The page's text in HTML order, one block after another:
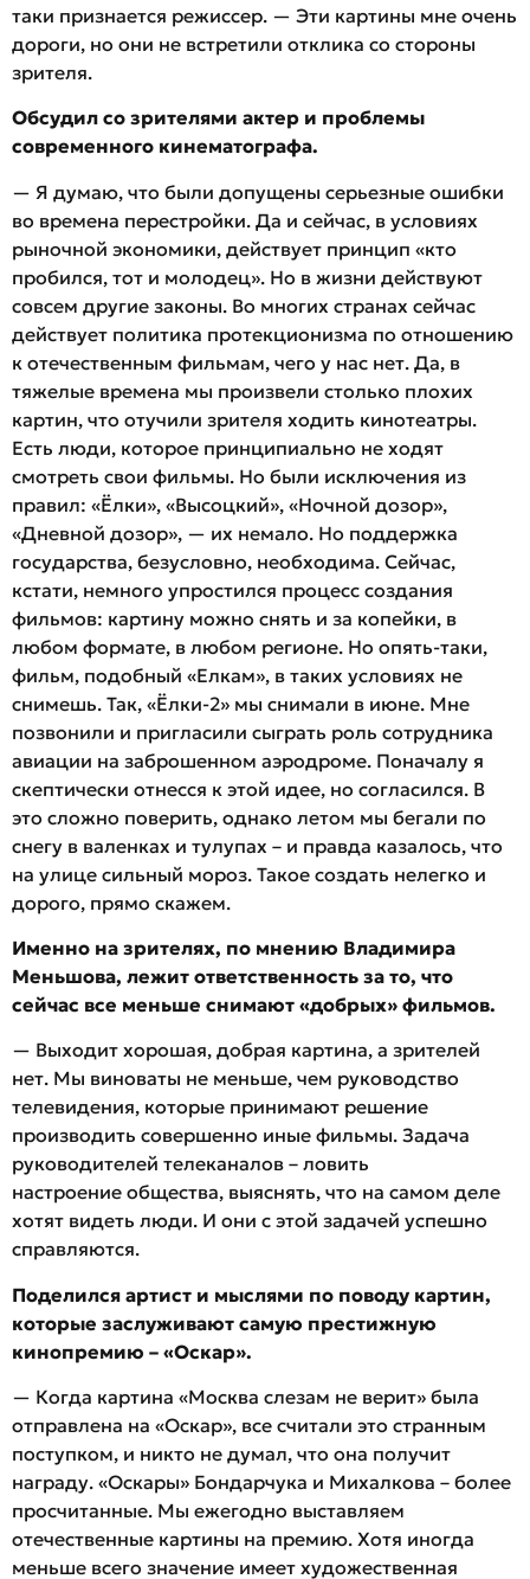
таки признается режиссер. — Эти картины мне очень
дороги, но они не встретили отклика со стороны
зрителя.
Обсудил со зрителями актер и проблемы
современного кинематографа.
— Я думаю, что были допущены серьезные ошибки
во времена перестройки. Да и сейчас, в условиях
рыночной экономики, действует принцип «кто
пробился, тот и молодец». Но в жизни действуют
совсем другие законы. Во многих странах сейчас
действует политика протекционизма по отношению
к отечественным фильмам, чего у нас нет. Да, в
тяжелые времена мы произвели столько плохих
картин, что отучили зрителя ходить кинотеатры.
Есть люди, которое принципиально не ходят
смотреть свои фильмы. Но были исключения из
правил: «Ёлки», «Высоцкий», «Ночной дозор»,
«Дневной дозор», — их немало. Но поддержка
государства, безусловно, необходима. Сейчас,
кстати, немного упростился процесс создания
фильмов: картину можно снять и за копейки, в
любом формате, в любом регионе. Но опять-таки,
фильм, подобный «Елкам», в таких условиях не
снимешь. Так, «Ёлки-2» мы снимали в июне. Мне
позвонили и пригласили сыграть роль сотрудника
авиации на заброшенном аэродроме. Поначалу я
скептически отнесся к этой идее, но согласился. В
это сложно поверить, однако летом мы бегали по
снегу в валенках и тулупах – и правда казалось, что
на улице сильный мороз. Такое создать нелегко и
дорого, прямо скажем.
Именно на зрителях, по мнению Владимира
Меньшова, лежит ответственность за то, что
сейчас все меньше снимают «добрых» фильмов.
— Выходит хорошая, добрая картина, а зрителей
нет. Мы виноваты не меньше, чем руководство
телевидения, которые принимают решение
производить совершенно иные фильмы. Задача
руководителей телеканалов – ловить
настроение общества, выяснять, что на самом деле
хотят видеть люди. И они с этой задачей успешно
справляются.
Поделился артист и мыслями по поводу картин,
которые заслуживают самую престижную
кинопремию – «Оскар».
— Когда картина «Москва слезам не верит» была
отправлена на «Оскар», все считали это странным
поступком, и никто не думал, что она получит
награду. «Оскары» Бондарчука и Михалкова – более
просчитанные. Мы ежегодно выставляем
отечественные картины на премию. Хотя иногда
меньше всего значение имеет художественная